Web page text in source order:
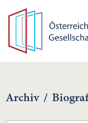
Archiv /